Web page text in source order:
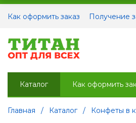
Как оформить заказ Получение
Каталог Как оформить
Главная / Каталог / Конфеты в